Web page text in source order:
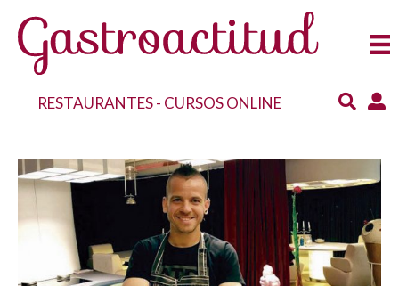
RESTAURANTES- CURSOS ONLINE